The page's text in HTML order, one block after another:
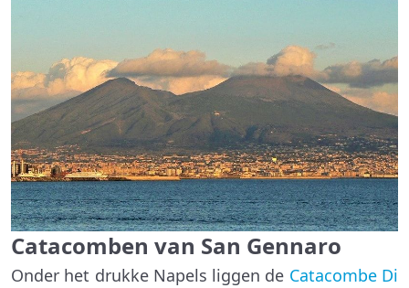
Catacomben van San Gennaro
Onder het drukke Napels liggen de Catacombe Di